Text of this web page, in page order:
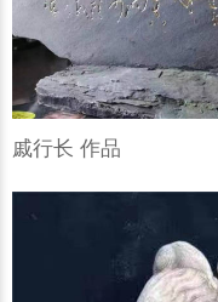
戚行长 作品